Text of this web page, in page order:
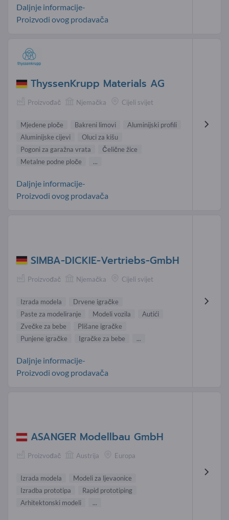
Daljnje informacije-
Proizvodi ovog prodavača
ThyssenKrupp Materials AG
Proizvođač Njemačka Cijeli svijet
Mjedene ploče Bakreni limovi
Aluminijski profili
Aluminijske cijevi
Oluci za kišu
Pogoni za garažna vrata
Čelične žice
Metalne podne ploče
...
Daljnje informacije-
Proizvodi ovog prodavača
SIMBA-DICKIE-Vertriebs-GmbH
Proizvođač Njemačka Cijeli svijet
Izrada modela
Drvene igračke
Paste za modeliranje
Modeli vozila
Autići
Zvečke za bebe
Plišane igračke
Punjene igračke
Igračke za bebe ...
Daljnje informacije-
Proizvodi ovog prodavača
ASANGER Modellbau GmbH
Proizvođač Austrija Europa
Izrada modela
Modeli za ljevaonice
Izradba prototipa
Rapid prototiping
Arhitektonski modeli
...